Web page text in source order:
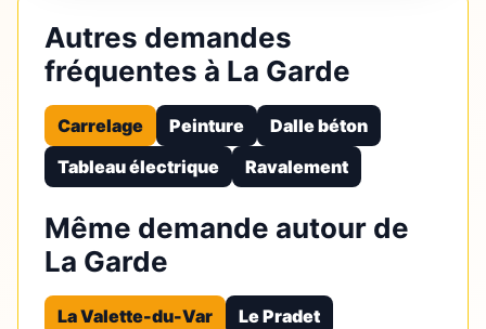
Autres demandes
fréquentes à La Garde
Carrelage Peinture
Dalle béton
Tableau électrique
Ravalement
Même demande autour de
La Garde
La Valette-du-Var
Le Pradet